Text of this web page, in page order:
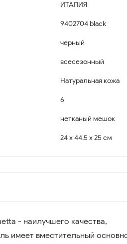
ИТАЛИЯ
9402704 black
черный
всесезонный
Натуральная кожа
6
нетканый мешок
24 x 44.5 x 25 см
- наилучшего качества,
имеет вместительный